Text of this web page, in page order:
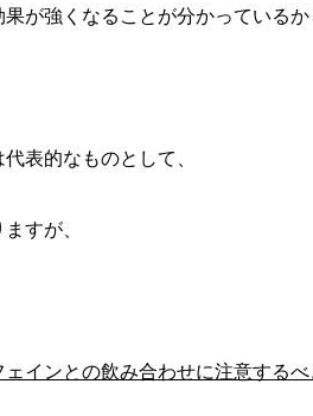
が強くなることが分かっているか
表的なものとして、
すが、
インとの飲み合わせに注意するべ